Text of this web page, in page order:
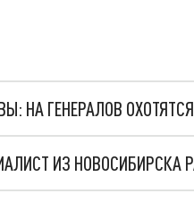
НА ГЕНЕРАЛОВ